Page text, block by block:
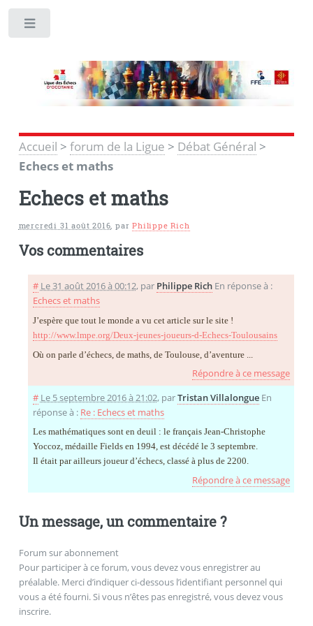
Accueil > forum de la Ligue > Débat Général >
Echecs et maths
Echecs et maths
mercredi 31 août 2016,parPhilippe Rich
Vos commentaires
# Le 31 août 2016 à 00:12, par Philippe Rich En réponse à :
Echecs et maths
J’espère que tout le monde a vu cet article sur le site !
http://www.lmpe.org/Deux-jeunes-joueurs-d-Echecs-Toulousains
Où on parle d’échecs, de maths, de Toulouse, d’aventure ...
Répondre à ce message
# Le 5 septembre 2016 à 21:02, parTristan Villalongue En
réponse à : Re : Echecs et maths
Les mathématiques sont en deuil : le français Jean-Christophe
Yoccoz, médaille Fields en 1994, est décédé le 3 septembre.
Il était par ailleurs joueur d’échecs, classé à plus de 2200.
Répondre à ce message
Un message, un commentaire ?
Forum sur abonnement
Pour participer à ce forum, vous devez vous enregistrer au
préalable. Merci d’indiquer ci-dessous l’identifiant personnel qui
vous a été fourni. Si vous n’êtes pas enregistré, vous devez vous
inscrire.